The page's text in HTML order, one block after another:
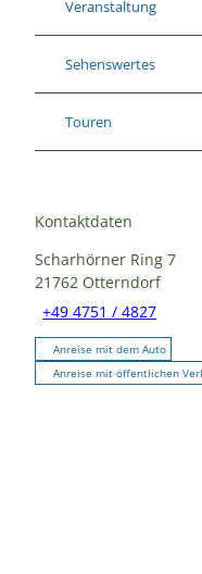
Veranstaltung
Sehenswertes
Touren
Kontaktdaten
Scharhörner Ring 7
21762 Otterndorf
+49 4751 / 4827
Anreise mit dem Auto
Anreise mit öffentlichen